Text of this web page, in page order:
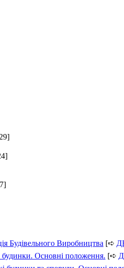
Будівельного Виробництва [➪
Основні положення. [➪